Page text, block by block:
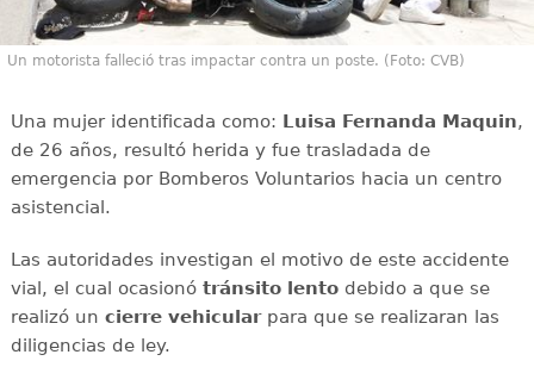
Un motorista falleció tras impactar contra un poste. (Foto: CVB)
Una mujer identificada como: Luisa Fernanda Maquin,
de 26 años, resultó herida y fue trasladada de
emergencia por Bomberos Voluntarios hacia un centro
asistencial.
Las autoridades investigan el motivo de este accidente
vial, el cual ocasionó tránsito lentodebido a que se
realizó un cierre vehicularpara que se realizaran las
diligencias de ley.